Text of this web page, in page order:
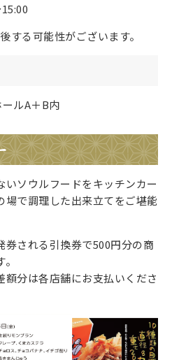
する可能性がございます。
ルA＋B内
ソウルフードをキッチンカー
場で調理した出来立てをご堪能
券される引換券で500円分の商
分は各店舗にお支払いくださ